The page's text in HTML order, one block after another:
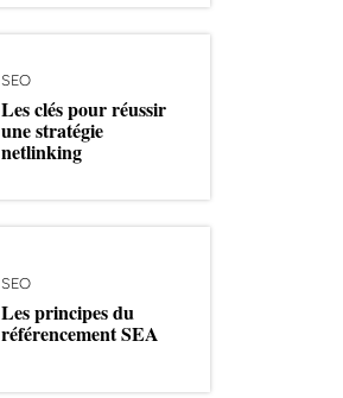
SEO
Les clés pour réussir
une stratégie
netlinking
SEO
Les principes du
référencement SEA